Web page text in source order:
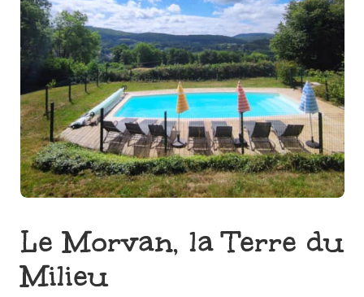
Le Morvan, la Terre du
Milieu